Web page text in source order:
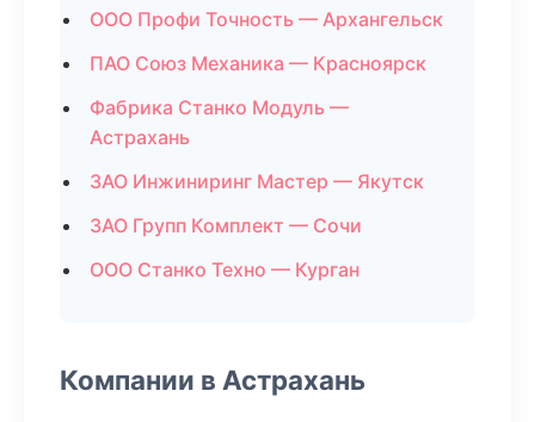
ООО Профи Точность — Архангельск
ПАО Союз Механика — Красноярск
Фабрика Станко Модуль —
Астрахань
ЗАО Инжиниринг Мастер — Якутск
ЗАО Групп Комплект — Сочи
ООО Станко Техно — Курган
Компании в Астрахань